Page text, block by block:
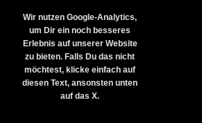
Startseite Iron Athletics
Datenschutzerklärung
Copyright - OceanWP Theme by
Wir nutzen Google-Analytics,
um Dir ein noch besseres
Erlebnis auf unserer Website
zu bieten. Falls Du das nicht
möchtest, klicke einfach auf
diesen Text, ansonsten unten
auf das X.